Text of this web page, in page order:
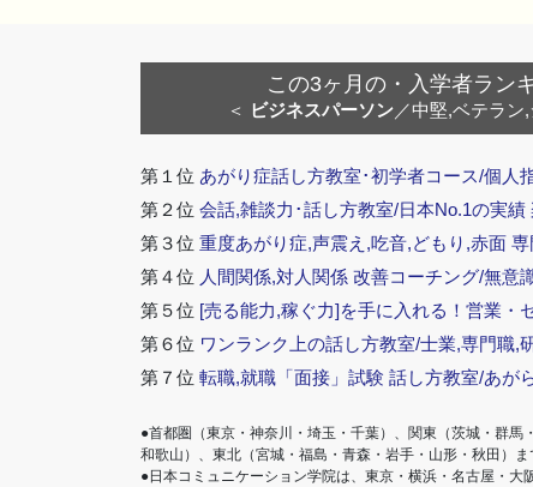
この3ヶ月の・入学者ラン
＜ ビジネスパーソン／中堅,ベテラン
第１位 あがり症話し方教室･初学者コース/個人
第２位 会話,雑談力･話し方教室/日本No.1の実績
第３位 重度あがり症,声震え,吃音,どもり,赤面
第４位 人間関係,対人関係 改善コーチング/無意
第５位 [売る能力,稼ぐ力]を手に入れる！営業・
第６位 ワンランク上の話し方教室/士業,専門職,
第７位 転職,就職「面接」試験 話し方教室/あが
●首都圏（東京・神奈川・埼玉・千葉）、関東（茨城・群
和歌山）、東北（宮城・福島・青森・岩手・山形・秋田）
●日本コミュニケーション学院は、東京・横浜・名古屋・大